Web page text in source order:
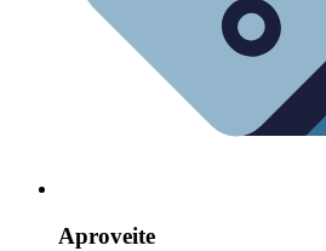
Aproveite